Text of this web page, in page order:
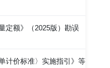
定额》（2025版）勘误
计价标准〉实施指引》等计价依